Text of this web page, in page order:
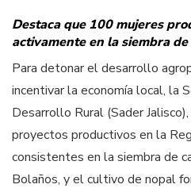
Destaca que 100 mujeres
activamente en la siembra
Para detonar el desarrollo
incentivar la economía local, la
Desarrollo Rural (Sader
proyectos productivos en la
consistentes en la siembra de
Bolaños, y el cultivo de nopal